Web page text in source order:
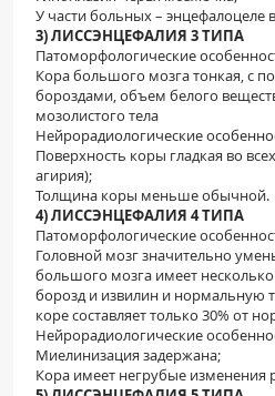
У части больных – энцефалоцеле
3) ЛИССЭНЦЕФАЛИЯ 3 ТИПА
Патоморфологические
Кора большого мозга тонкая, с
бороздами, объем белого
мозолистого тела
Нейрорадиологические
Поверхность коры гладкая во
агирия);
Толщина коры меньше обычной.
4) ЛИССЭНЦЕФАЛИЯ 4 ТИПА
Патоморфологические
Головной мозг значительно
большого мозга имеет
борозд и извилин и нормальную
коре составляет только 30% от
Нейрорадиологические
Миелинизация задержана;
Кора имеет негрубые изменения